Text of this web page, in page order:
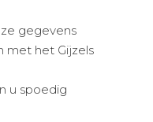
gegevens
met het Gijzels
u spoedig